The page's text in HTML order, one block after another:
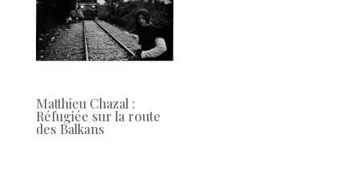
Matthieu Chazal :
Réfugiée sur la route
des Balkans